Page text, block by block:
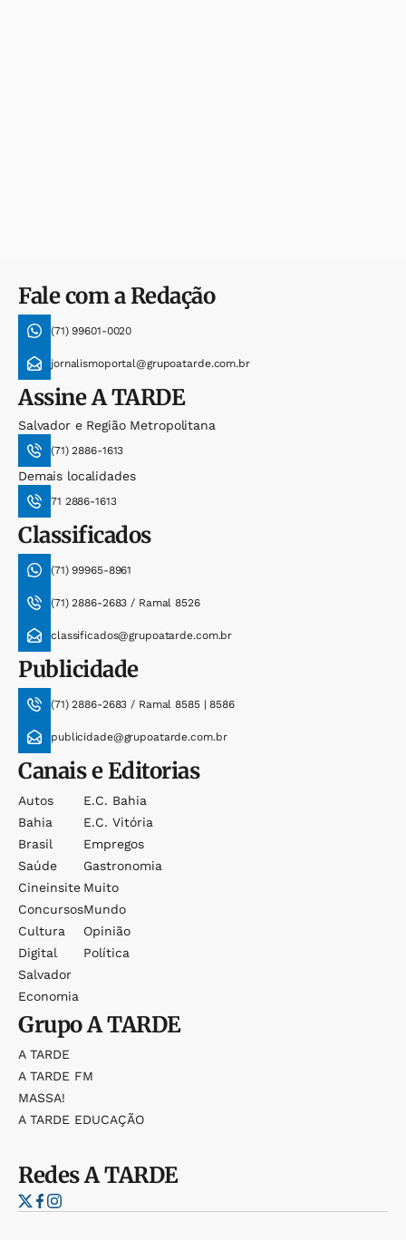
Fale com a Redação
(71) 99601-0020
jornalismoportal@grupoatarde.com.br
AssineA TARDE
Salvador e Região Metropolitana
(71) 2886-1613
Demais localidades
71 2886-1613
Classificados
(71) 99965-8961
(71) 2886-2683 / Ramal 8526
classificados@grupoatarde.com.br
Publicidade
(71) 2886-2683 / Ramal 8585 | 8586
publicidade@grupoatarde.com.br
Canais e Editorias
Autos
Bahia
Brasil
Saúde
Cineinsite
Concursos
Cultura
Digital
Salvador
Economia
E.c. Bahia
E.c. Vitória
Empregos
Gastronomia
Muito
Mundo
Opinião
Política
GrupoA TARDE
A TARDE
A TARDE FM
MASSA!
A TARDE EDUCAÇÃO
RedesA TARDE